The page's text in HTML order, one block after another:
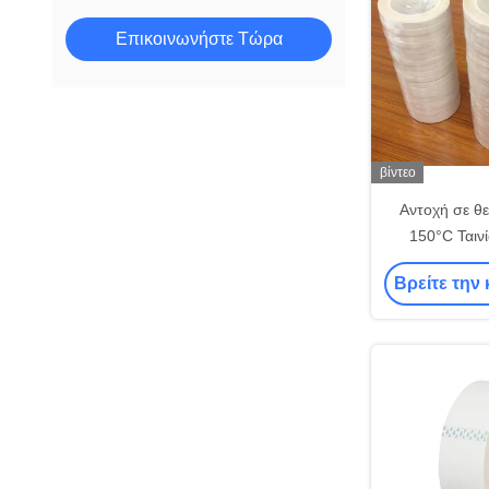
Επικοινωνήστε Τώρα
βίντεο
Αντοχή σε
150°C
γυάλινου
επιμήκυνση
Βρείτε την